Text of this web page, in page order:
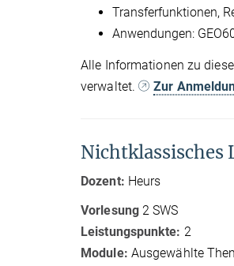
Transferfunktionen,
Anwendungen:
Alle Informationen zu
verwaltet.
Zur
Nichtklassisches
Dozent: Heurs
Vorlesung2 SWS
Leistungspunkte: 2
Module: Ausgewählte